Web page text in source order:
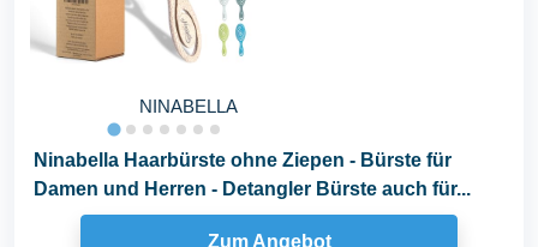
NINABELLA
Ninabella Haarbürste ohne Ziepen - Bürste für
Damen und Herren - Detangler Bürste auch für...
Zum Angebot